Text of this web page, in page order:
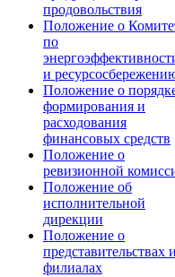
продовольствия
Положение о
по
и
Положение о
формирования и
расходования
финансовых средств
Положение о
ревизионной
Положение об
исполнительной
дирекции
Положение о
представительствах и
филиалах